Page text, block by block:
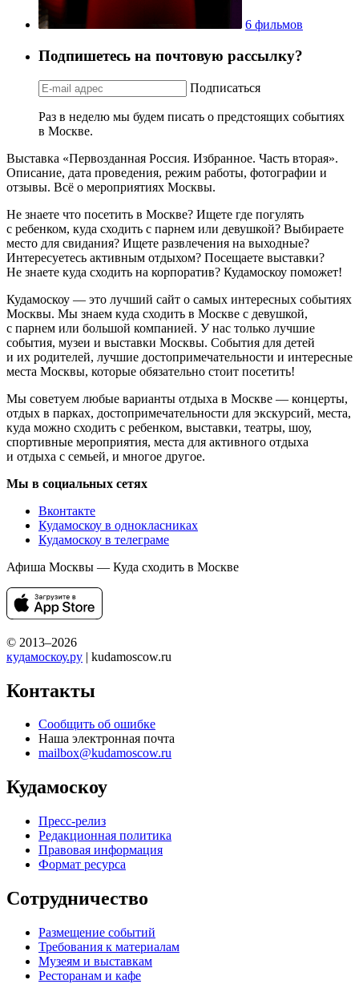
6 фильмов
Подпишетесь на почтовую рассылку?
Подписаться
Раз в неделю мы будем писать о предстоящих событиях
в Москве.
Выставка «Первозданная Россия. Избранное. Часть вторая».
Описание, дата проведения, режим работы, фотографии и
отзывы. Всё о мероприятиях Москвы.
Не знаете что посетить в Москве? Ищете где погулять
с ребенком, куда сходить с парнем или девушкой? Выбираете
место для свидания? Ищете развлечения на выходные?
Интересуетесь активным отдыхом? Посещаете выставки?
Не знаете куда сходить на корпоратив? Кудамоскоу поможет!
Кудамоскоу — это лучший сайт о самых интересных событиях
Москвы. Мы знаем куда сходить в Москве с девушкой,
с парнем или большой компанией. У нас только лучшие
события, музеи и выставки Москвы. События для детей
и их родителей, лучшие достопримечательности и интересные
места Москвы, которые обязательно стоит посетить!
Мы советуем любые варианты отдыха в Москве — концерты,
отдых в парках, достопримечательности для экскурсий, места,
куда можно сходить с ребенком, выставки, театры, шоу,
спортивные мероприятия, места для активного отдыха
и отдыха с семьей, и многое другое.
Мы в социальных сетях
Вконтакте
Кудамоскоу в однокласниках
Кудамоскоу в телеграме
Афиша Москвы — Куда сходить в Москве
© 2013–2026
кудамоскоу.ру | kudamoscow.ru
Контакты
Сообщить об ошибке
Наша электронная почта
mailbox@kudamoscow.ru
Кудамоскоу
Пресс-релиз
Редакционная политика
Правовая информация
Формат ресурса
Сотрудничество
Размещение событий
Требования к материалам
Музеям и выставкам
Ресторанам и кафе